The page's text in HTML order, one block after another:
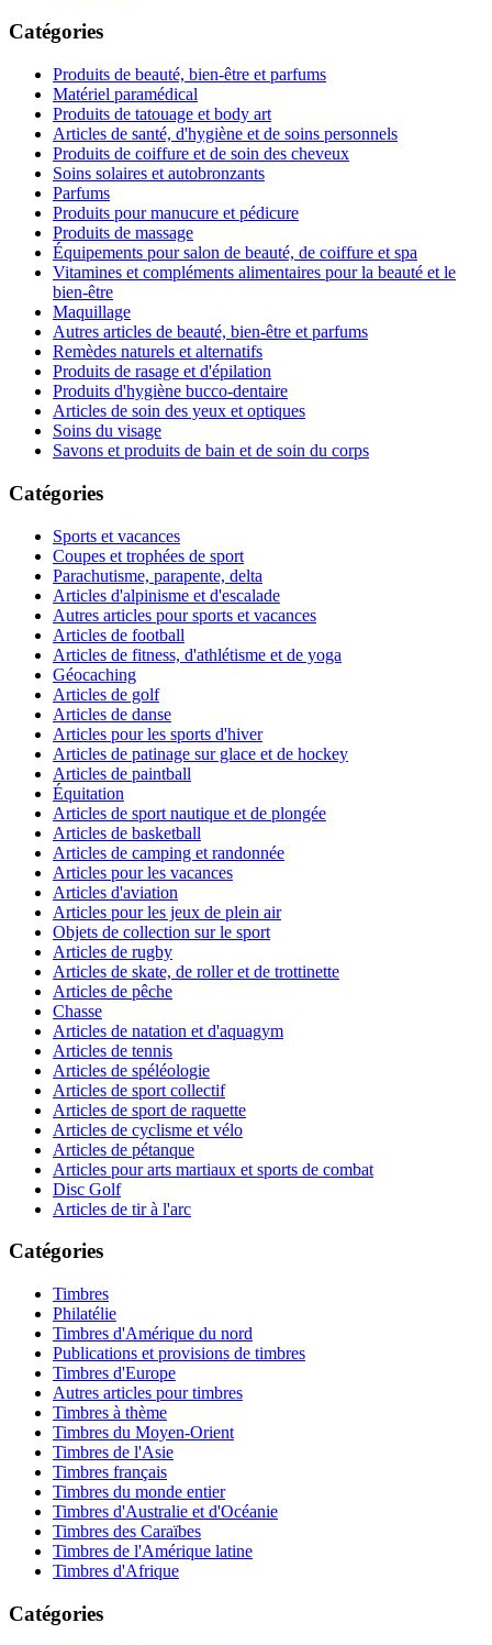
Catégories
Produits de beauté, bien-être et parfums
Matériel paramédical
Produits de tatouage et body art
Articles de santé, d'hygiène et de soins personnels
Produits de coiffure et de soin des cheveux
Soins solaires et autobronzants
Parfums
Produits pour manucure et pédicure
Produits de massage
Équipements pour salon de beauté, de coiffure et spa
Vitamines et compléments alimentaires pour la beauté et le
bien-être
Maquillage
Autres articles de beauté, bien-être et parfums
Remèdes naturels et alternatifs
Produits de rasage et d'épilation
Produits d'hygiène bucco-dentaire
Articles de soin des yeux et optiques
Soins du visage
Savons et produits de bain et de soin du corps
Catégories
Sports et vacances
Coupes et trophées de sport
Parachutisme, parapente, delta
Articles d'alpinisme et d'escalade
Autres articles pour sports et vacances
Articles de football
Articles de fitness, d'athlétisme et de yoga
Géocaching
Articles de golf
Articles de danse
Articles pour les sports d'hiver
Articles de patinage sur glace et de hockey
Articles de paintball
Équitation
Articles de sport nautique et de plongée
Articles de basketball
Articles de camping et randonnée
Articles pour les vacances
Articles d'aviation
Articles pour les jeux de plein air
Objets de collection sur le sport
Articles de rugby
Articles de skate, de roller et de trottinette
Articles de pêche
Chasse
Articles de natation et d'aquagym
Articles de tennis
Articles de spéléologie
Articles de sport collectif
Articles de sport de raquette
Articles de cyclisme et vélo
Articles de pétanque
Articles pour arts martiaux et sports de combat
Disc Golf
Articles de tir à l'arc
Catégories
Timbres
Philatélie
Timbres d'Amérique du nord
Publications et provisions de timbres
Timbres d'Europe
Autres articles pour timbres
Timbres à thème
Timbres du Moyen-Orient
Timbres de l'Asie
Timbres français
Timbres du monde entier
Timbres d'Australie et d'Océanie
Timbres des Caraïbes
Timbres de l'Amérique latine
Timbres d'Afrique
Catégories